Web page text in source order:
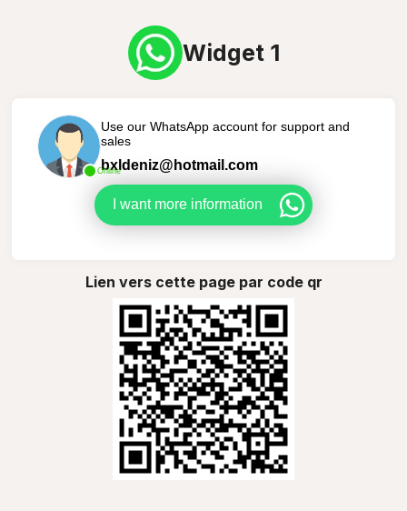
Widget 1
Online
Use our WhatsApp account for support and
sales
bxldeniz@hotmail.com
I want more information
Lien vers cette page par code qr